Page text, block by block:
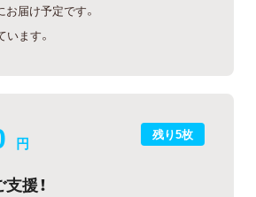
届け予定です。
ます。
残り5枚
円
援！